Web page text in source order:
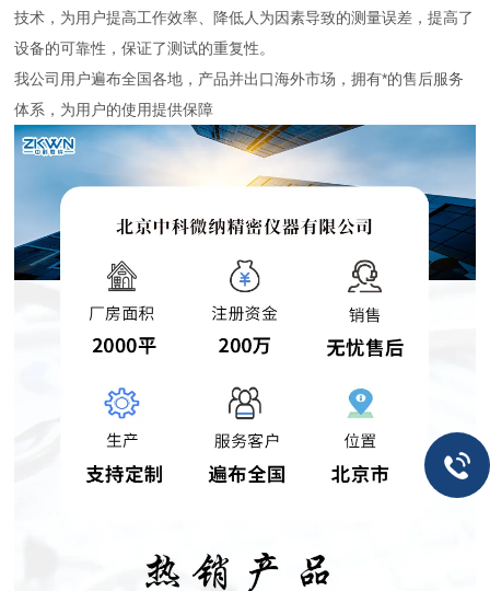
技术，为用户提高工作效率、降低人为因素导致的测量误差，提高了
设备的可靠性，保证了测试的重复性。
我公司用户遍布全国各地，产品并出口海外市场，拥有*的售后服务
体系，为用户的使用提供保障